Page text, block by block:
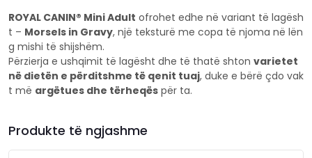
ROYAL CANIN® Mini Adult ofrohet edhe në variant të lagësh
t – Morsels in Gravy, një teksturë me copa të njoma në lën
g mishi të shijshëm.
Përzierja e ushqimit të lagësht dhe të thatë shton varietet
në dietën e përditshme të qenit tuaj, duke e bërë çdo vak
t më argëtues dhe tërheqës për ta.
Produkte të ngjashme